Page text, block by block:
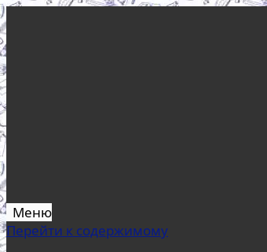
Меню
Перейти к содержимому